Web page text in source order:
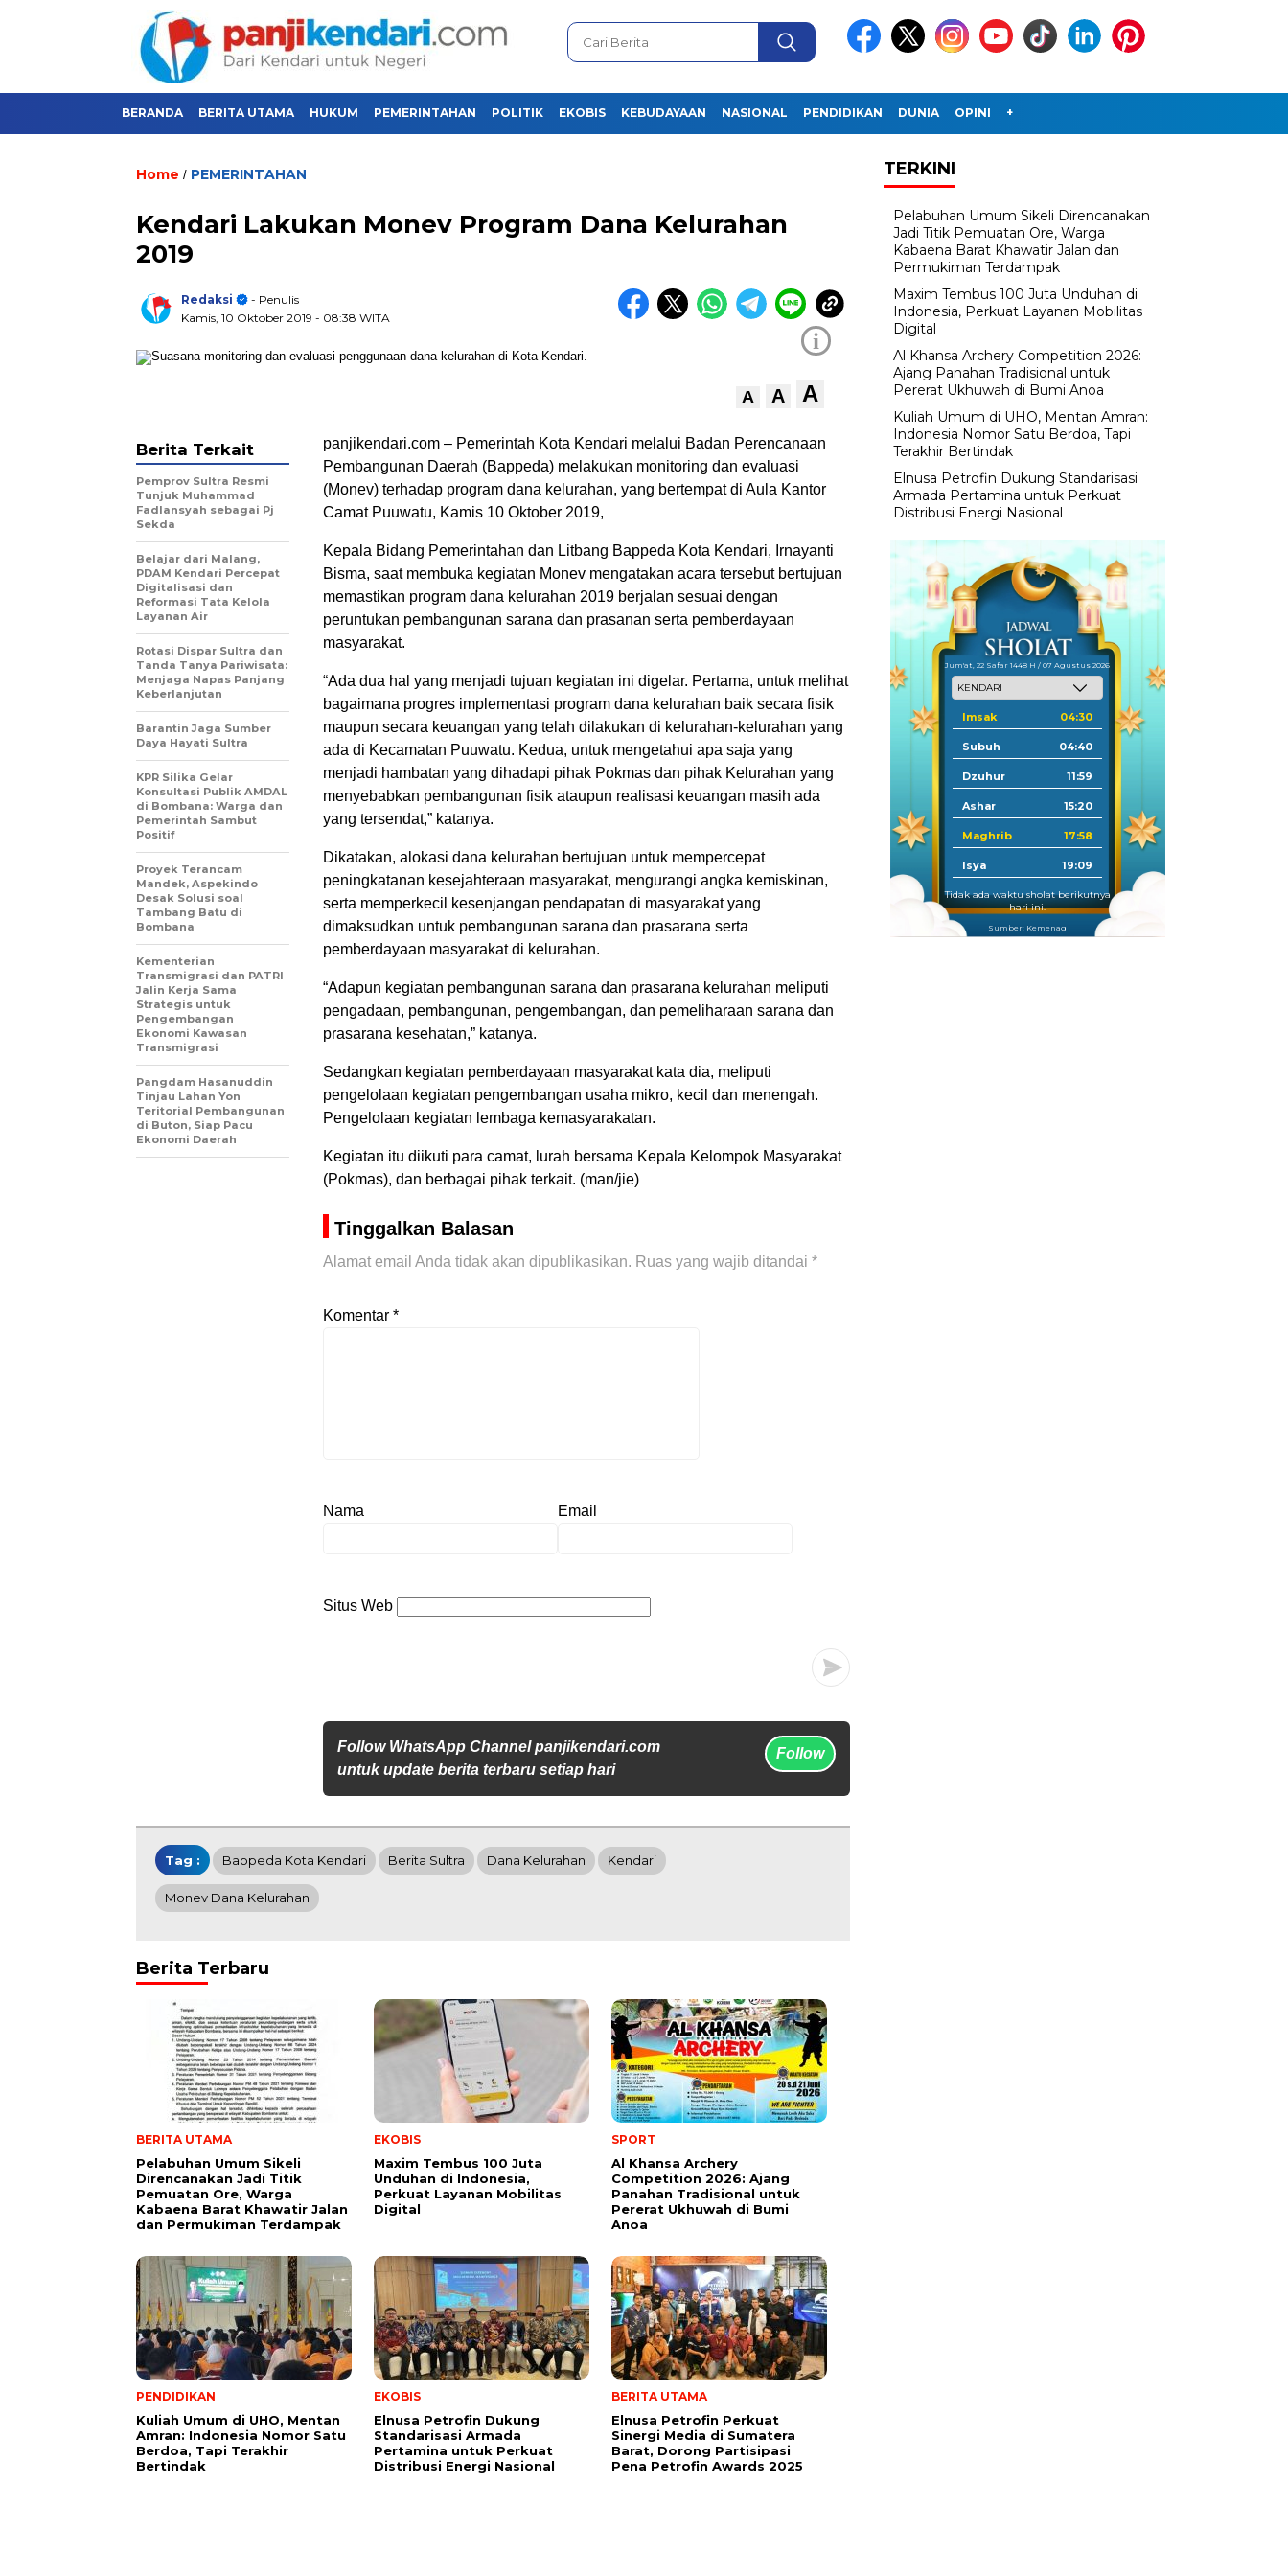
BERANDA BERITA UTAMA HUKUM PEMERINTAHAN POLITIK EKOBIS KEBUDAYAAN NASIONAL PENDIDIKAN DUNIA OPINI +
Home / PEMERINTAHAN
Kendari Lakukan Monev Program Dana Kelurahan
2019
Redaksi
- Penulis
Kamis, 10 Oktober 2019 - 08:38 WITA
i
A A A
panjikendari.com – Pemerintah Kota Kendari melalui Badan Perencanaan
Pembangunan Daerah (Bappeda) melakukan monitoring dan evaluasi
(Monev) terhadap program dana kelurahan, yang bertempat di Aula Kantor
Camat Puuwatu, Kamis 10 Oktober 2019,
Kepala Bidang Pemerintahan dan Litbang Bappeda Kota Kendari, Irnayanti
Bisma, saat membuka kegiatan Monev mengatakan acara tersebut bertujuan
memastikan program dana kelurahan 2019 berjalan sesuai dengan
peruntukan pembangunan sarana dan prasanan serta pemberdayaan
masyarakat.
“Ada dua hal yang menjadi tujuan kegiatan ini digelar. Pertama, untuk melihat
bagaimana progres implementasi program dana kelurahan baik secara fisik
maupun secara keuangan yang telah dilakukan di kelurahan-kelurahan yang
ada di Kecamatan Puuwatu. Kedua, untuk mengetahui apa saja yang
menjadi hambatan yang dihadapi pihak Pokmas dan pihak Kelurahan yang
menyebabkan pembangunan fisik ataupun realisasi keuangan masih ada
yang tersendat,” katanya.
Dikatakan, alokasi dana kelurahan bertujuan untuk mempercepat
peningkatanan kesejahteraan masyarakat, mengurangi angka kemiskinan,
serta memperkecil kesenjangan pendapatan di masyarakat yang
dimaksudkan untuk pembangunan sarana dan prasarana serta
pemberdayaan masyarakat di kelurahan.
“Adapun kegiatan pembangunan sarana dan prasarana kelurahan meliputi
pengadaan, pembangunan, pengembangan, dan pemeliharaan sarana dan
prasarana kesehatan,” katanya.
Sedangkan kegiatan pemberdayaan masyarakat kata dia, meliputi
pengelolaan kegiatan pengembangan usaha mikro, kecil dan menengah.
Pengelolaan kegiatan lembaga kemasyarakatan.
Kegiatan itu diikuti para camat, lurah bersama Kepala Kelompok Masyarakat
(Pokmas), dan berbagai pihak terkait. (man/jie)
Tinggalkan Balasan
Alamat email Anda tidak akan dipublikasikan. Ruas yang wajib ditandai *
Komentar *
Nama Email
Situs Web
Follow WhatsApp Channel panjikendari.com
untuk update berita terbaru setiap hari
Follow
Berita Terkait
Pemprov Sultra Resmi
Tunjuk Muhammad
Fadlansyah sebagai Pj
Sekda
Belajar dari Malang,
PDAM Kendari Percepat
Digitalisasi dan
Reformasi Tata Kelola
Layanan Air
Rotasi Dispar Sultra dan
Tanda Tanya Pariwisata:
Menjaga Napas Panjang
Keberlanjutan
Barantin Jaga Sumber
Daya Hayati Sultra
KPR Silika Gelar
Konsultasi Publik AMDAL
di Bombana: Warga dan
Pemerintah Sambut
Positif
Proyek Terancam
Mandek, Aspekindo
Desak Solusi soal
Tambang Batu di
Bombana
Kementerian
Transmigrasi dan PATRI
Jalin Kerja Sama
Strategis untuk
Pengembangan
Ekonomi Kawasan
Transmigrasi
Pangdam Hasanuddin
Tinjau Lahan Yon
Teritorial Pembangunan
di Buton, Siap Pacu
Ekonomi Daerah
Tag : Bappeda Kota Kendari Berita Sultra Dana Kelurahan Kendari
Monev Dana Kelurahan
Berita Terbaru
BERITA UTAMA
Pelabuhan Umum Sikeli
Direncanakan Jadi Titik
Pemuatan Ore, Warga
Kabaena Barat Khawatir Jalan
dan Permukiman Terdampak
EKOBIS
Maxim Tembus 100 Juta
Unduhan di Indonesia,
Perkuat Layanan Mobilitas
Digital
SPORT
Al Khansa Archery
Competition 2026: Ajang
Panahan Tradisional untuk
Pererat Ukhuwah di Bumi
Anoa
PENDIDIKAN
Kuliah Umum di UHO, Mentan
Amran: Indonesia Nomor Satu
Berdoa, Tapi Terakhir
Bertindak
EKOBIS
Elnusa Petrofin Dukung
Standarisasi Armada
Pertamina untuk Perkuat
Distribusi Energi Nasional
BERITA UTAMA
Elnusa Petrofin Perkuat
Sinergi Media di Sumatera
Barat, Dorong Partisipasi
Pena Petrofin Awards 2025
TERKINI
Pelabuhan Umum Sikeli Direncanakan
Jadi Titik Pemuatan Ore, Warga
Kabaena Barat Khawatir Jalan dan
Permukiman Terdampak
Maxim Tembus 100 Juta Unduhan di
Indonesia, Perkuat Layanan Mobilitas
Digital
Al Khansa Archery Competition 2026:
Ajang Panahan Tradisional untuk
Pererat Ukhuwah di Bumi Anoa
Kuliah Umum di UHO, Mentan Amran:
Indonesia Nomor Satu Berdoa, Tapi
Terakhir Bertindak
Elnusa Petrofin Dukung Standarisasi
Armada Pertamina untuk Perkuat
Distribusi Energi Nasional
Jum'at, 22 Safar 1448 H / 07 Agustus 2026
Imsak 04:30
Subuh 04:40
Dzuhur 11:59
Ashar 15:20
Maghrib 17:58
Isya 19:09
Tidak ada waktu sholat berikutnya
hari ini.
Sumber: Kemenag